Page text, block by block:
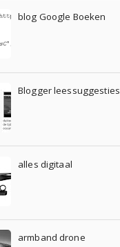
blog Google Boeken
Blogger leessuggesties
alles digitaal
armband drone